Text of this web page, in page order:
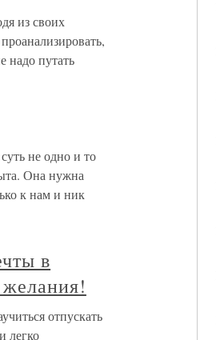
из своих
надо путать
не одно и то
Она нужна
к нам и ник
в
желания!
отпускать
легко